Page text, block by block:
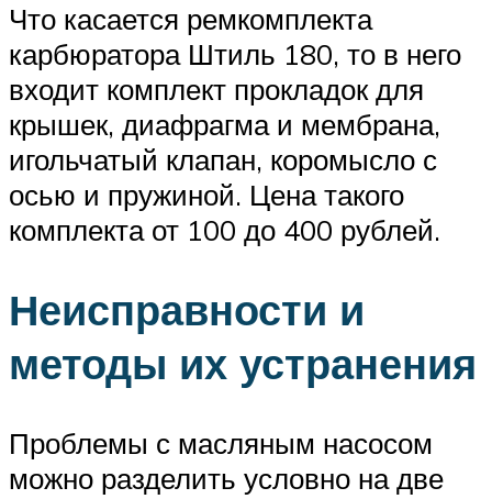
Что касается ремкомплекта
карбюратора Штиль 180, то в него
входит комплект прокладок для
крышек, диафрагма и мембрана,
игольчатый клапан, коромысло с
осью и пружиной. Цена такого
комплекта от 100 до 400 рублей.
Неисправности и
методы их устранения
Проблемы с масляным насосом
можно разделить условно на две